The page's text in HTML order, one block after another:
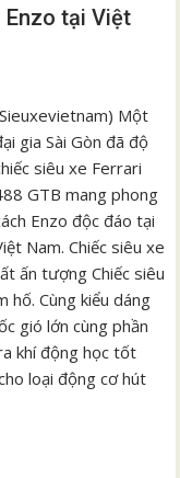
Enzo tại Việt
Một
gia Sài Gòn đã độ
siêu xe Ferrari
GTB mang phong
Enzo độc đáo tại
Nam. Chiếc siêu xe
ấn tượng Chiếc siêu
Cùng kiểu dáng
gió lớn cùng phần
khí động học tốt
loại động cơ hút